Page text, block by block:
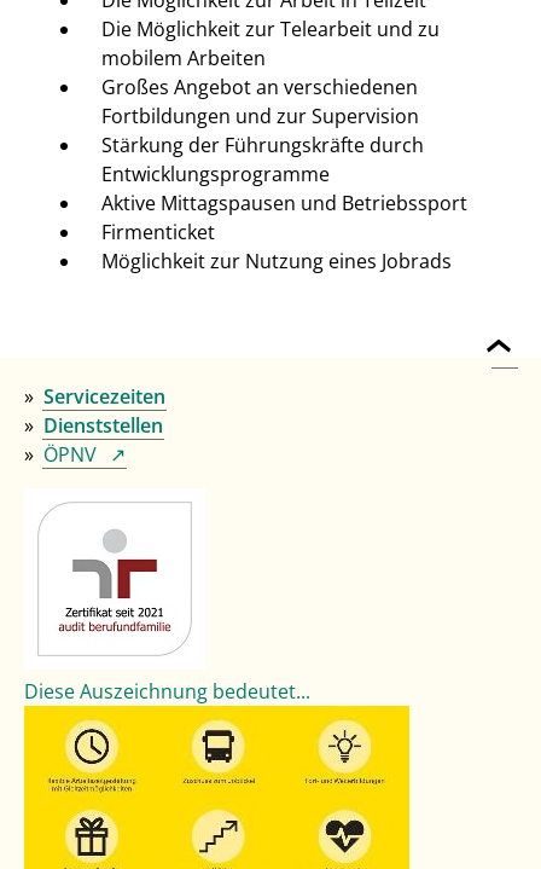
Die Möglichkeit zur Telearbeit und zu
mobilem Arbeiten
Großes Angebot an verschiedenen
Fortbildungen und zur Supervision
Stärkung der Führungskräfte durch
Entwicklungsprogramme
Aktive Mittagspausen und Betriebssport
Firmenticket
Möglichkeit zur Nutzung eines Jobrads
Servicezeiten
Dienststellen
ÖPNV
Diese Auszeichnung bedeutet...